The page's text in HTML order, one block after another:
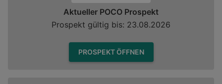
Aktueller POCO Prospekt
Prospekt gültig bis: 23.08.2026
PROSPEKT ÖFFNEN